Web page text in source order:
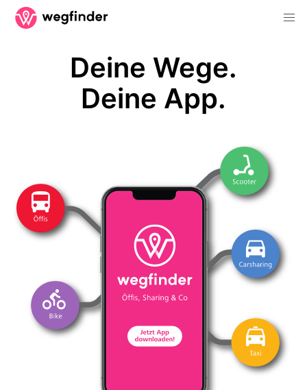
Deine Wege.
Deine App.